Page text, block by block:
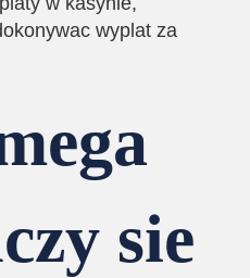
wyplat za
sie